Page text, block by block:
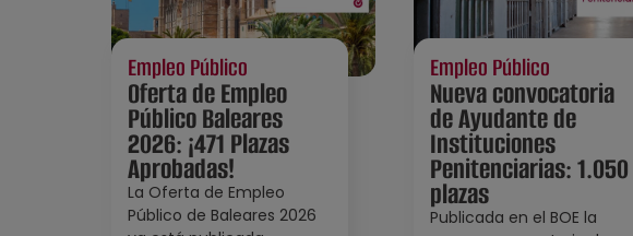
Empleo Público
Oferta de Empleo
Público Baleares
2026: ¡471 Plazas
Aprobadas!
La Oferta de Empleo
Público de Baleares 2026
Empleo Público
Nueva convocatoria
de Ayudante de
Instituciones
Penitenciarias: 1.050
plazas
Publicada en el BOE la